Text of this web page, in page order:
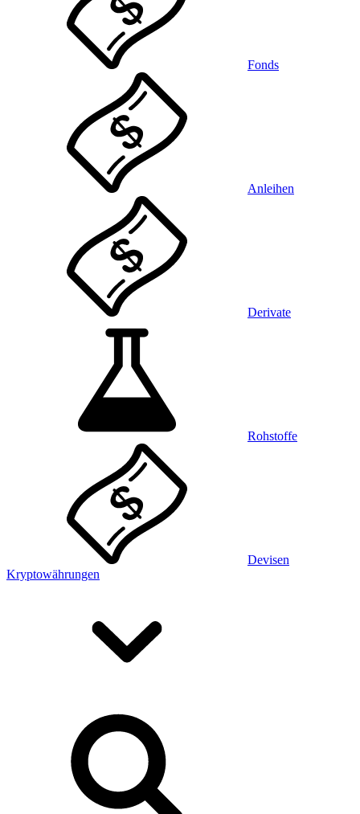
Fonds
Anleihen
Derivate
Rohstoffe
Devisen
Kryptowährungen